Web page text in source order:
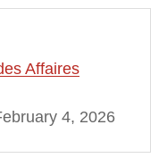
Affaires
4, 2026